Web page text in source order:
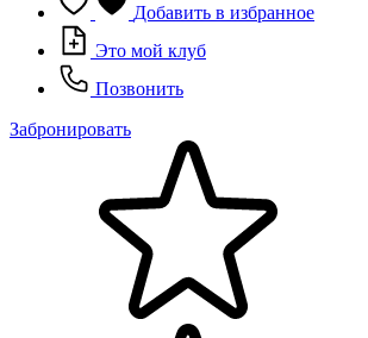
Добавить в избранное
Это мой клуб
Позвонить
Забронировать